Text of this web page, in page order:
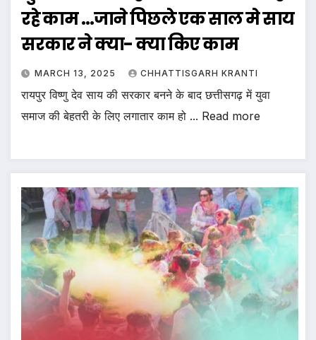
रहे काम …जाने पिछले एक साल मे साय
सरकार ने क्या- क्या किए काम
MARCH 13, 2025 CHHATTISGARH KRANTI
रायपुर विष्णु देव साय की सरकार बनने के बाद छत्तीसगढ़ में युवा
समाज की बेहतरी के लिए लगातार काम हो ... Read more